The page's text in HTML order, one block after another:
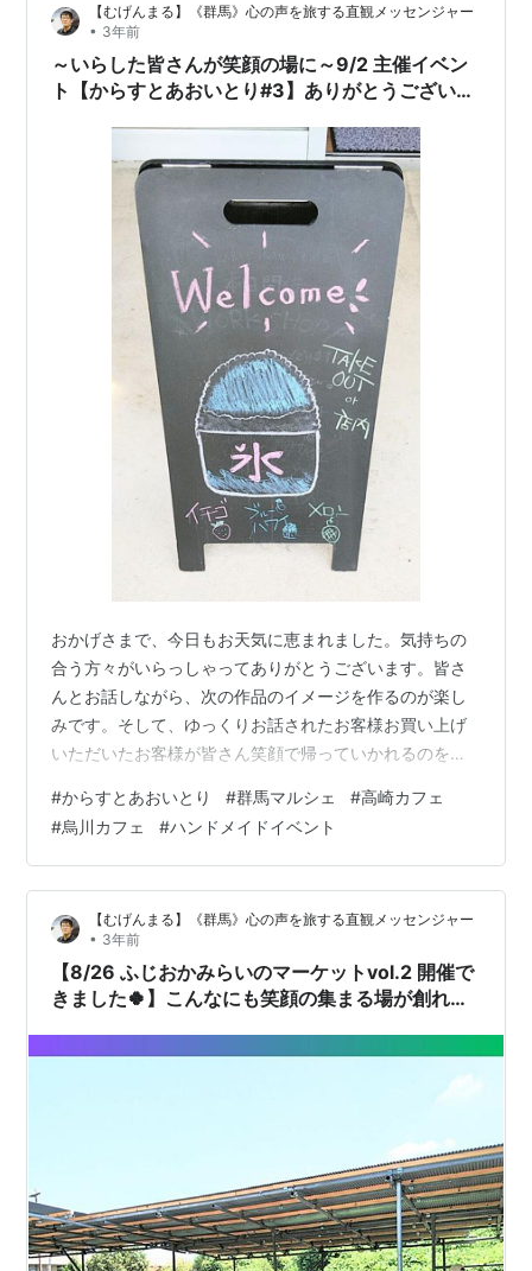
【むげんまる】《群馬》心の声を旅する直観メッセンジャー
• 3年前
～いらした皆さんが笑顔の場に～9/2 主催イベン
ト【からすとあおいとり#3】ありがとうございま
おかげさまで、今日もお天気に恵まれました。気持ちの
合う方々がいらっしゃってありがとうございます。皆さ
んとお話しながら、次の作品のイメージを作るのが楽し
みです。そして、ゆっくりお話されたお客様お買い上げ
いただいたお客様が皆さん笑顔で帰っていかれるのを見
します。今後とも【からすとあおいとり】をよろしくお
願いします🔵烏川Cafe(@karasugawa_cafe) •
Instagram写真と動画 昔懐かしい喫茶店料理🍝キッズス
ペース完備お店までGoogleマップをご利用下さい🚗ラン
チタイム：11:00〜15:00営業時間：10:00…
#からすとあおいとり #群馬マルシェ #高崎カフェ
#烏川カフェ #ハンドメイドイベント
【むげんまる】《群馬》心の声を旅する直観メッセンジャー
• 3年前
【8/26 ふじおかみらいのマーケットvol.2 開催で
きました🍀】こんなにも笑顔の集まる場が創れて